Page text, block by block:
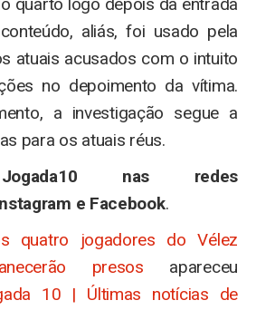
quarto logo depois da entrada
aliás, foi usado pela
atuais acusados com o intuito
no depoimento da vítima.
a investigação segue a
para os atuais réus.
nas redes
e Facebook.
quatro jogadores do Vélez
presos apareceu
10 | Últimas notícias de